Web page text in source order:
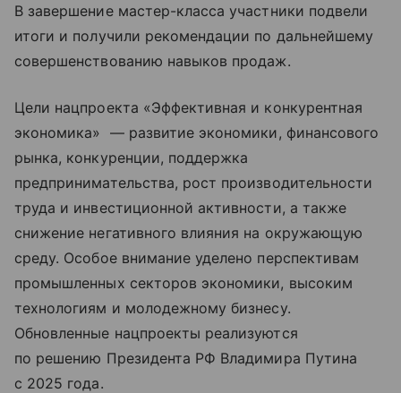
В завершение мастер-класса участники подвели
итоги и получили рекомендации по дальнейшему
совершенствованию навыков продаж.
Цели нацпроекта «Эффективная и конкурентная
экономика» — развитие экономики, финансового
рынка, конкуренции, поддержка
предпринимательства, рост производительности
труда и инвестиционной активности, а также
снижение негативного влияния на окружающую
среду. Особое внимание уделено перспективам
промышленных секторов экономики, высоким
технологиям и молодежному бизнесу.
Обновленные нацпроекты реализуются
по решению Президента РФ Владимира Путина
с 2025 года.